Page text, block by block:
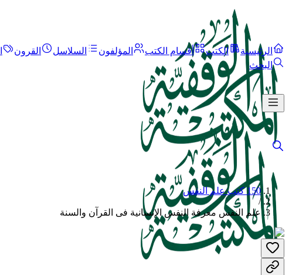
الرئيسية الكتب أقسام الكتب المؤلفون السلاسل القرون
البحث
150 كتب علم النفس
/
علم النفس معرفة النفس الإنسانية فى القرآن والسنة